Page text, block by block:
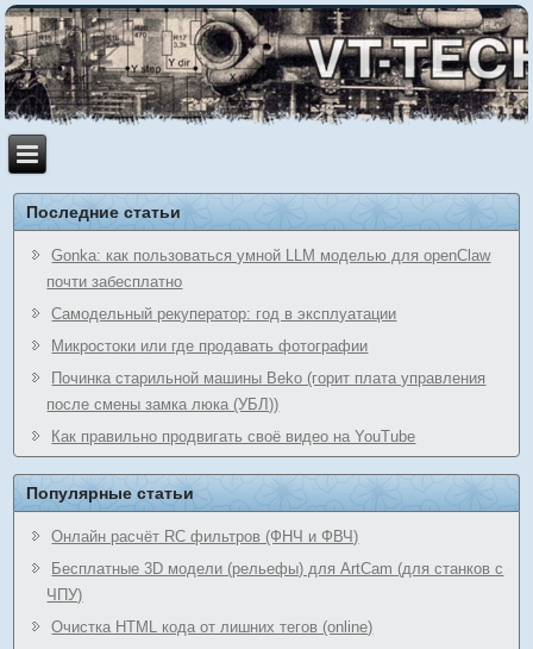
Последние статьи
Gonka: как пользоваться умной LLM моделью для openClaw
почти забесплатно
Самодельный рекуператор: год в эксплуатации
Микростоки или где продавать фотографии
Починка старильной машины Beko (горит плата управления
после смены замка люка (УБЛ))
Как правильно продвигать своё видео на YouTube
Популярные статьи
Онлайн расчёт RC фильтров (ФНЧ и ФВЧ)
Бесплатные 3D модели (рельефы) для ArtCam (для станков с
ЧПУ)
Очистка HTML кода от лишних тегов (online)